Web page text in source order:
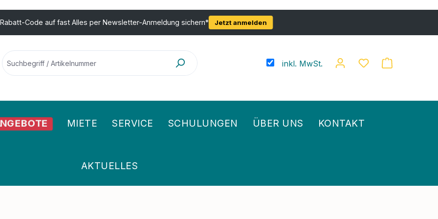
Code auf fast Alles per Newsletter-Anmeldung sichern* Jetzt anmelden
inkl. MwSt.
MIETE SERVICE SCHULUNGEN ÜBER UNS KONTAKT
AKTUELLES